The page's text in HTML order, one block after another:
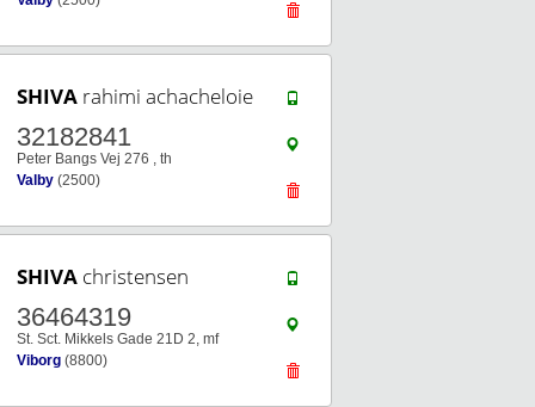
SHIVA rahimi achacheloie
32182841
Peter Bangs Vej 276 , th
Valby (2500)
SHIVA christensen
36464319
St. Sct. Mikkels Gade 21D 2, mf
Viborg (8800)